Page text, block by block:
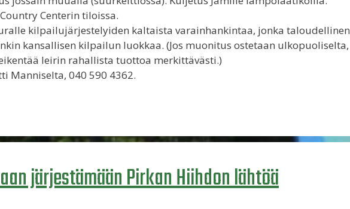
Centerin tiloissa.
kilpailujärjestelyiden kaltaista varainhankintaa, jonka taloudellinen
kansallisen kilpailun luokkaa. (Jos muonitus ostetaan ulkopuoliselta,
leirin rahallista tuottoa merkittävästi.)
Manniselta, 040 590 4362.
järjestämään Pirkan Hiihdon lähtöä